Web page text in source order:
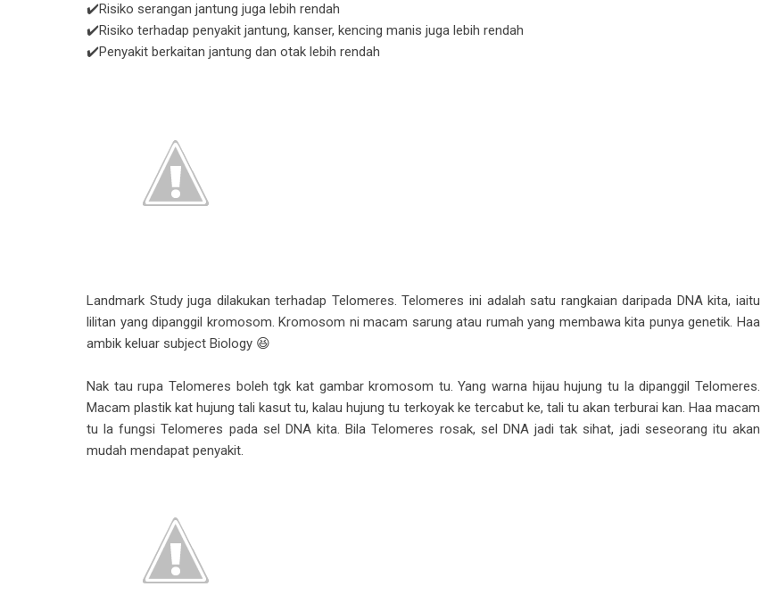
✔️Risiko serangan jantung juga lebih rendah
✔️Risiko terhadap penyakit jantung, kanser, kencing manis juga lebih rendah
✔️Penyakit berkaitan jantung dan otak lebih rendah
Landmark Study juga dilakukan terhadap Telomeres. Telomeres ini adalah satu rangkaian daripada DNA kita, iaitu
lilitan yang dipanggil kromosom. Kromosom ni macam sarung atau rumah yang membawa kita punya genetik. Haa
ambik keluar subject Biology 😆
Nak tau rupa Telomeres boleh tgk kat gambar kromosom tu. Yang warna hijau hujung tu la dipanggil Telomeres.
Macam plastik kat hujung tali kasut tu, kalau hujung tu terkoyak ke tercabut ke, tali tu akan terburai kan. Haa macam
tu la fungsi Telomeres pada sel DNA kita. Bila Telomeres rosak, sel DNA jadi tak sihat, jadi seseorang itu akan
mudah mendapat penyakit.